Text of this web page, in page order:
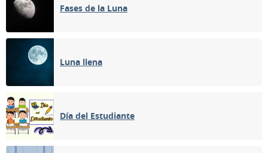
Fases de la Luna
Luna llena
Día del Estudiante